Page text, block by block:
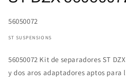
SKU:
56050072
ST SUSPENSIONS
56050072 Kit de separadores ST
y dos aros adaptadores aptos para